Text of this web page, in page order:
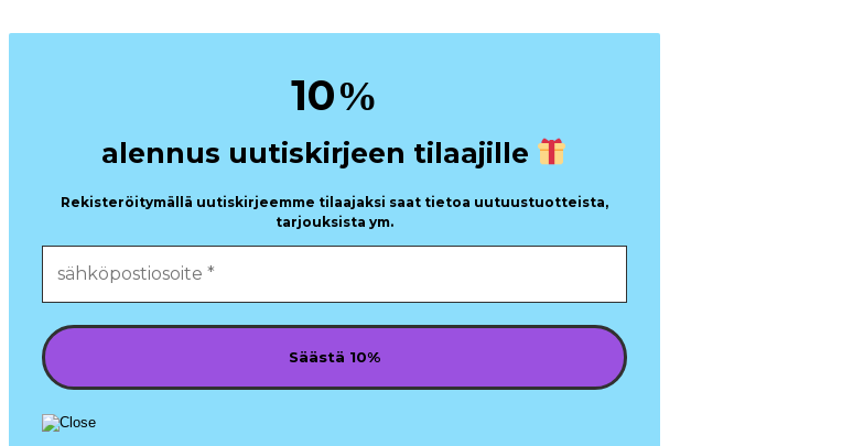
10%
alennus uutiskirjeen tilaajille
Rekisteröitymällä uutiskirjeemme tilaajaksi saat tietoa uutuustuotteista,
tarjouksista ym.